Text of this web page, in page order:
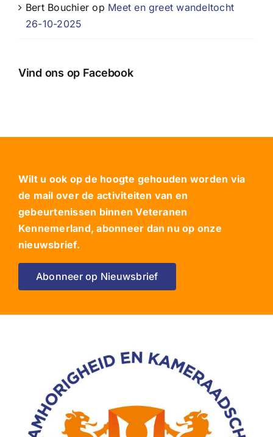
Bert Bouchier op Meet en greet wandeltocht
26-10-2025
Vind ons op Facebook
Wilt u ook op de hoogte gehouden worden via
de mail over de activiteiten van en
gebeurtenissen binnen Veteranen
Kennemerland, abonneer dan nu op onze
nieuwsbrief.
Abonneer op Nieuwsbrief